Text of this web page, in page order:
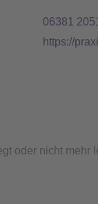
06381 2051
https://
oder nicht mehr